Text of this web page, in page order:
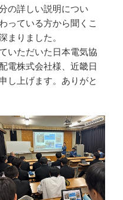
の詳しい説明につい
っている方から聞くこ
まりました。
いただいた日本電気協
電株式会社様、近畿日
し上げます。ありがと